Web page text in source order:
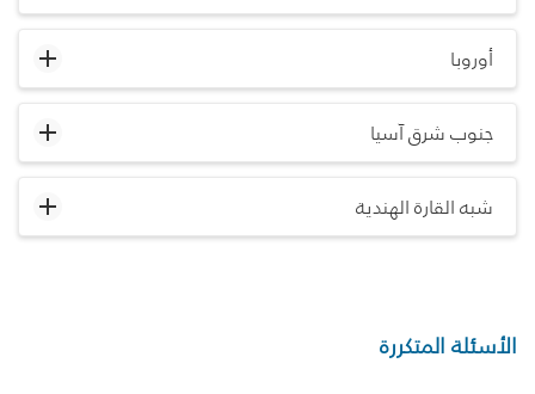
أوروبا
جنوب شرق آسيا
شبه القارة الهندية
الأسئلة المتكررة